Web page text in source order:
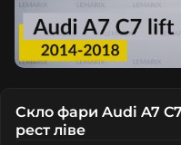
Скло фари Audi A7
рест ліве